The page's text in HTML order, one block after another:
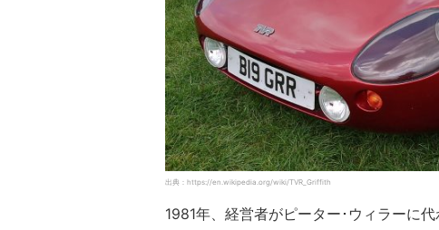
出典：https://en.wikipedia.org/wiki/TVR_Griffith
1981年、経営者がピーター･ウィラーに